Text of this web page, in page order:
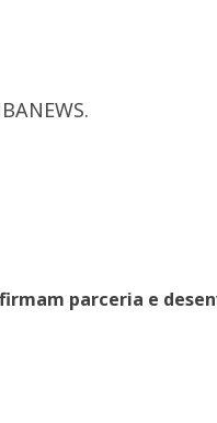
firmam parceria e